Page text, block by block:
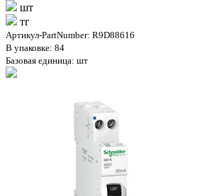
шт
тг
Артикул-PartNumber: R9D88616
В упаковке: 84
Базовая единица: шт